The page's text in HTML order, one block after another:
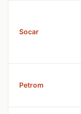
Socar
Petrom